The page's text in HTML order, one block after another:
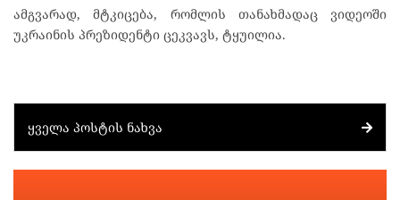
ამგვარად, მტკიცება, რომლის თანახმადაც ვიდეოში
უკრაინის პრეზიდენტი ცეკვავს, ტყუილია.
ᲧᲕᲔᲚᲐ ᲞᲝᲡᲢᲘᲡ ᲜᲐᲮᲕᲐ